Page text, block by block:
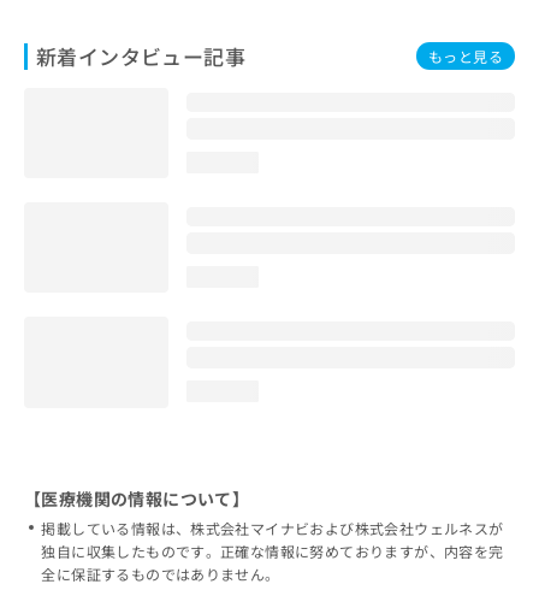
新着インタビュー記事 もっと見る
【医療機関の情報について】
掲載している情報は、株式会社マイナビおよび株式会社ウェルネスが
独自に収集したものです。正確な情報に努めておりますが、内容を完
全に保証するものではありません。